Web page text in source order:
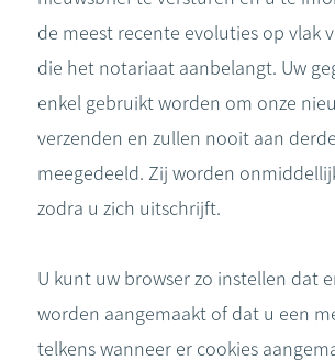
de meest recente evoluties op vlak
die het notariaat aanbelangt. Uw
enkel gebruikt worden om onze
verzenden en zullen nooit aan
meegedeeld. Zij worden
zodra u zich uitschrijft.
U kunt uw browser zo instellen dat
worden aangemaakt of dat u een
telkens wanneer er cookies